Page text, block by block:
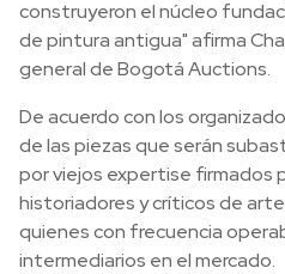
construyeron el núcleo
de pintura antigua" afirma
general de Bogotá Auctions.
De acuerdo con los
de las piezas que serán
por viejos expertise firmados
historiadores y críticos de
quienes con frecuencia
intermediarios en el mercado.